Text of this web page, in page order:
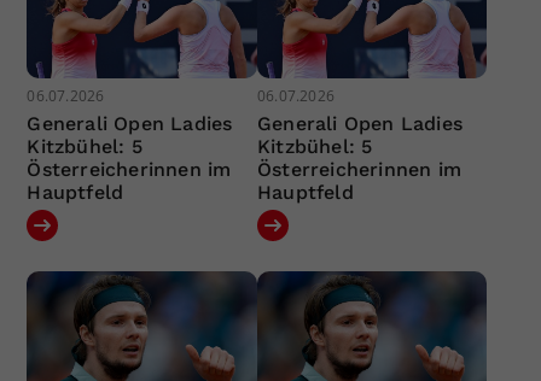
06.07.2026
Generali Open Ladies
Kitzbühel: 5
Österreicherinnen im
Hauptfeld
06.07.2026
Generali Open Ladies
Kitzbühel: 5
Österreicherinnen im
Hauptfeld